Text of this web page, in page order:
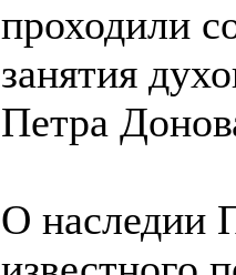
проходили
занятия
Петра
О наследии